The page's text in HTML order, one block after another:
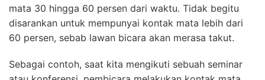
mata 30 hingga 60 persen dari waktu. Tidak begitu
disarankan untuk mempunyai kontak mata lebih dari
60 persen, sebab lawan bicara akan merasa takut.
Sebagai contoh, saat kita mengikuti sebuah seminar